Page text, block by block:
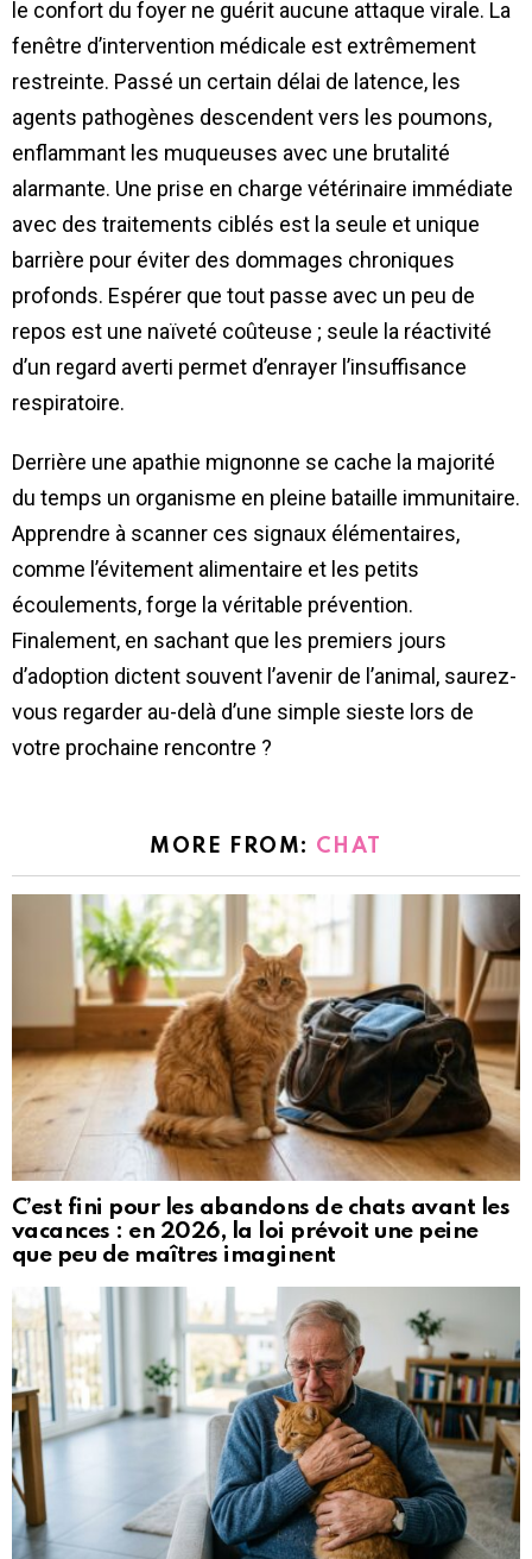
le confort du foyer ne guérit aucune attaque virale. La
fenêtre d’intervention médicale est extrêmement
restreinte. Passé un certain délai de latence, les
agents pathogènes descendent vers les poumons,
enflammant les muqueuses avec une brutalité
alarmante. Une prise en charge vétérinaire immédiate
avec des traitements ciblés est la seule et unique
barrière pour éviter des dommages chroniques
profonds. Espérer que tout passe avec un peu de
repos est une naïveté coûteuse ; seule la réactivité
d’un regard averti permet d’enrayer l’insuffisance
respiratoire.
Derrière une apathie mignonne se cache la majorité
du temps un organisme en pleine bataille immunitaire.
Apprendre à scanner ces signaux élémentaires,
comme l’évitement alimentaire et les petits
écoulements, forge la véritable prévention.
Finalement, en sachant que les premiers jours
d’adoption dictent souvent l’avenir de l’animal, saurez-
vous regarder au-delà d’une simple sieste lors de
votre prochaine rencontre ?
MORE FROM: CHAT
C’est fini pour les abandons de chats avant les
vacances : en 2026, la loi prévoit une peine
que peu de maîtres imaginent